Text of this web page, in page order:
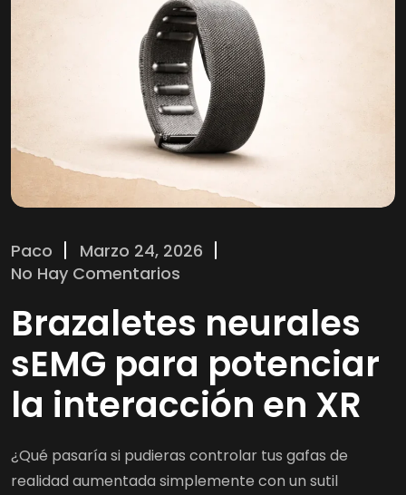
Paco
Marzo 24, 2026
No Hay Comentarios
Brazaletes neurales
sEMG para potenciar
la interacción en XR
¿Qué pasaría si pudieras controlar tus gafas de
realidad aumentada simplemente con un sutil